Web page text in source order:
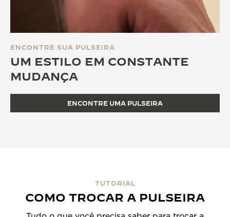
ENCONTRE SUA PULSEIRA
UM ESTILO EM CONSTANTE
MUDANÇA
ENCONTRE UMA PULSEIRA
TUTORIAL
COMO TROCAR A PULSEIRA